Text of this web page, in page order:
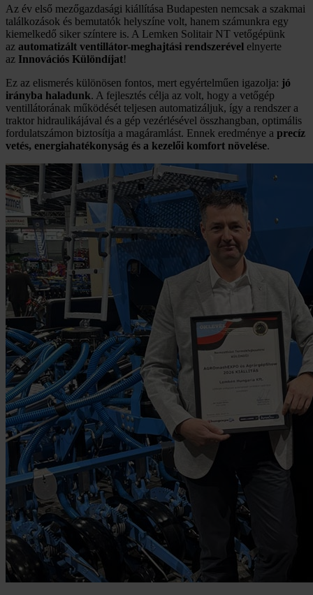
Az év első mezőgazdasági kiállítása Budapesten nemcsak a szakmai
találkozások és bemutatók helyszíne volt, hanem számunkra egy
kiemelkedő siker színtere is. A Lemken Solitair NT vetőgépünk
az automatizált ventillátor-meghajtási rendszerével elnyerte
az Innovációs Különdíjat!
Ez az elismerés különösen fontos, mert egyértelműen igazolja: jó
irányba haladunk. A fejlesztés célja az volt, hogy a vetőgép
ventillátorának működését teljesen automatizáljuk, így a rendszer a
traktor hidraulikájával és a gép vezérlésével összhangban, optimális
fordulatszámon biztosítja a magáramlást. Ennek eredménye a precíz
vetés, energiahatékonyság és a kezelői komfort növelése.